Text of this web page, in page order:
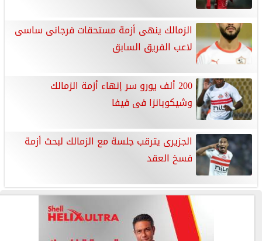
الزمالك ينهى أزمة مستحقات فرجانى ساسى
لاعب الفريق السابق
200 ألف يورو سر إنهاء أزمة الزمالك
وشيكوبانزا فى فيفا
الجزيرى يترقب جلسة مع الزمالك لبحث أزمة
فسخ العقد